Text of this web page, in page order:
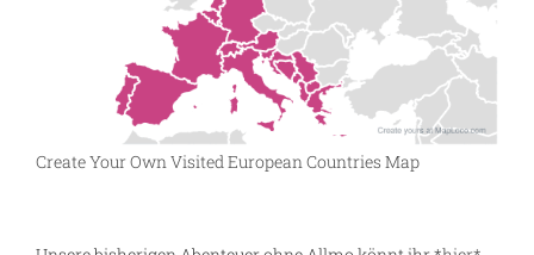
Create Your Own Visited European Countries Map